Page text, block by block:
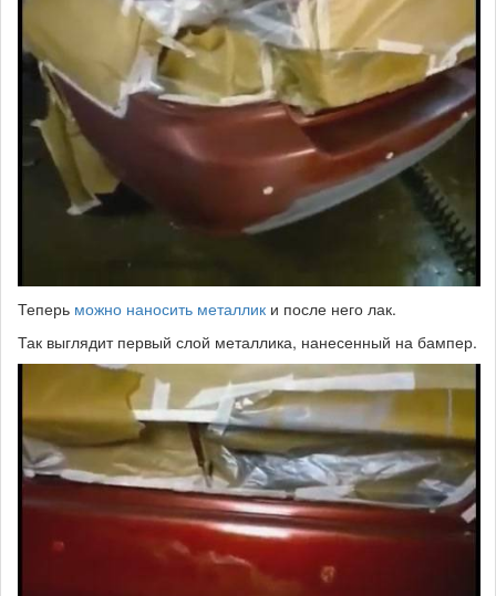
Теперь можно наносить металлик и после него лак.
Так выглядит первый слой металлика, нанесенный на бампер.